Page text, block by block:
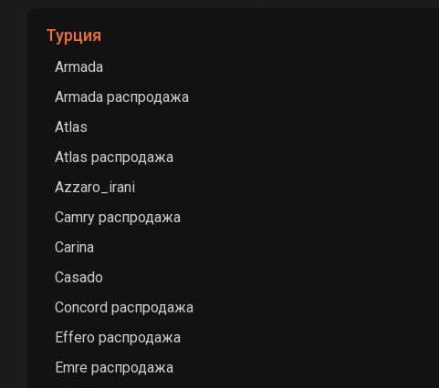
Турция
Armada
Armada распродажа
Atlas
Atlas распродажа
Azzaro_irani
Camry распродажа
Carina
Casado
Concord распродажа
Effero распродажа
Emre распродажа